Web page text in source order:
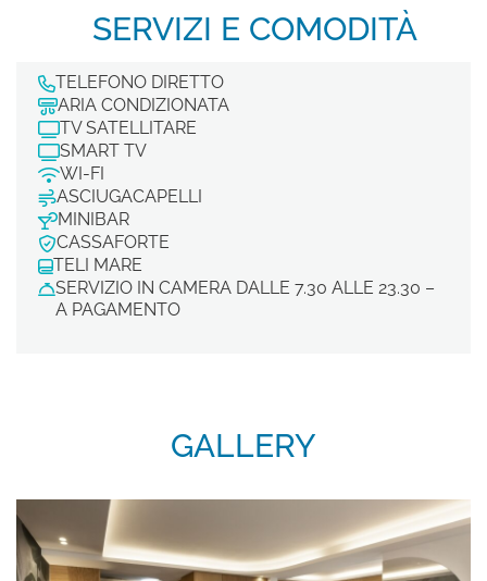
Club Hotel
Residence I Cormorani Alti
BAJA LIVING APARTMENT
TORNA ALLA HOMEPAGE DEL GRUPPO
SERVIZI E COMODITÀ
TELEFONO DIRETTO
ARIA CONDIZIONATA
TV SATELLITARE
SMART TV
WI-FI
ASCIUGACAPELLI
MINIBAR
CASSAFORTE
TELI MARE
SERVIZIO IN CAMERA DALLE 7.30 ALLE 23.30 –
A PAGAMENTO
GALLERY